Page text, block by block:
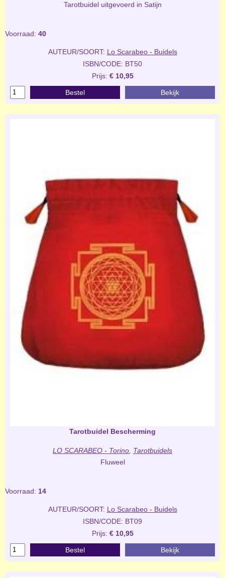
Tarotbuidel uitgevoerd in Satijn
Voorraad: 40
AUTEUR/SOORT: Lo Scarabeo - Buidels
ISBN/CODE: BT50
Prijs: € 10,95
Bestel Bekijk
Tarotbuidel Bescherming
LO SCARABEO - Torino Tarotbuidels
Fluweel
Voorraad: 14
AUTEUR/SOORT: Lo Scarabeo - Buidels
ISBN/CODE: BT09
Prijs: € 10,95
Bestel Bekijk